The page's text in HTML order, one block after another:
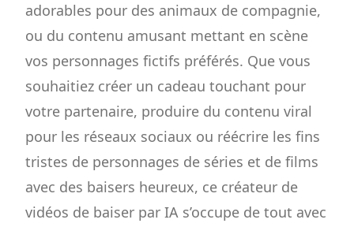
adorables pour des animaux de compagnie,
ou du contenu amusant mettant en scène
vos personnages fictifs préférés. Que vous
souhaitiez créer un cadeau touchant pour
votre partenaire, produire du contenu viral
pour les réseaux sociaux ou réécrire les fins
tristes de personnages de séries et de films
avec des baisers heureux, ce créateur de
vidéos de baiser par IA s’occupe de tout avec